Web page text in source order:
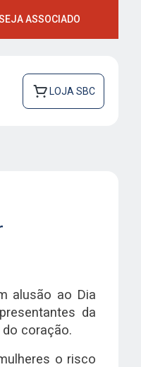
ASSOCIADO
LOJA SBC
alusão ao Dia
da
coração.
o risco